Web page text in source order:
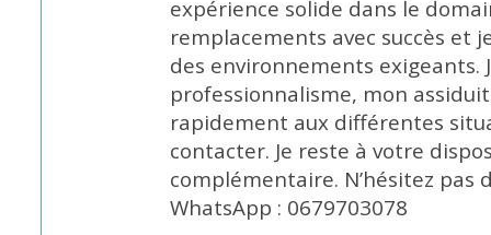
expérience solide dans le
remplacements avec succès et
des environnements exigeants.
professionnalisme, mon
rapidement aux différentes
contacter. Je reste à votre
complémentaire. N’hésitez
WhatsApp : 0679703078